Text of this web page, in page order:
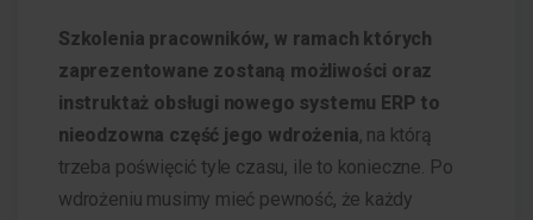
Szkolenia pracowników, w ramach których
zaprezentowane zostaną możliwości oraz
instruktaż obsługi nowego systemu ERP to
nieodzowna część jego wdrożenia, na którą
trzeba poświęcić tyle czasu, ile to konieczne. Po
wdrożeniu musimy mieć pewność, że każdy